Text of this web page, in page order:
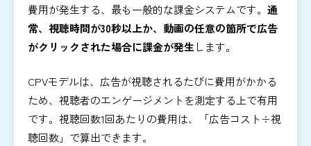
費用が発生する、最も一般的な課金システムです。 通
常、視聴時間が30秒以上か、動画の任意の箇所で広告
がクリックされた場合に課金が発生 します。
CPVモデルは、広告が視聴されるたびに費用がかかる
ため、視聴者のエンゲージメントを測定する上で有用
です。視聴回数1回あたりの費用は、「広告コスト÷視
聴回数」で算出できます。